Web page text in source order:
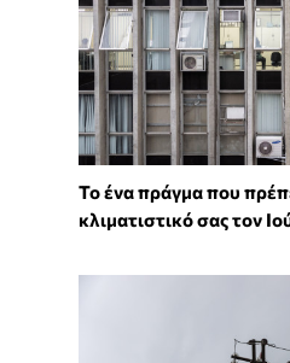
Το ένα πράγμα που
κλιματιστικό σας τον